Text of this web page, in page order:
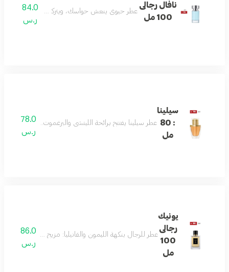
نافال رجالى
100 مل
عطر حيوي ينعش حواسك، ويتركك منتعشًا ومليئًا
84.0
ر.س
سيلينا
: 80
مل
عطر سيلينا يفتتح برائحة الليتشي والبرغموت، ثم يتدرج
78.0
ر.س
يونيك
رجالى
100
مل
عطر للرجال بنكهة الليمون والفانيليا: مزيج أنيق من
86.0
ر.س